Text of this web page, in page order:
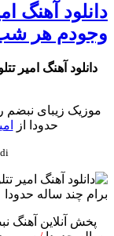
دانلود آهنگ
وجودم هر شب
دانلود آهنگ امیر
موزیک زیبای نبضم
حدودا از
پخش آنلاین آهنگ